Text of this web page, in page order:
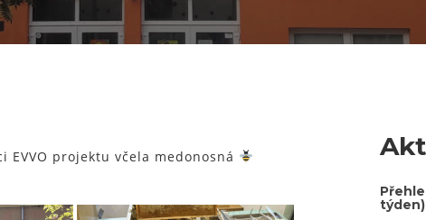
EVVO projektu včela medonosná
týden)